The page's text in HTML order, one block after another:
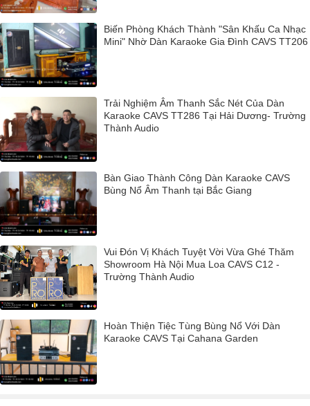
Biến Phòng Khách Thành "Sân Khấu Ca Nhạc
Mini" Nhờ Dàn Karaoke Gia Đình CAVS TT206
Trải Nghiệm Âm Thanh Sắc Nét Của Dàn
Karaoke CAVS TT286 Tại Hải Dương- Trường
Thành Audio
Bàn Giao Thành Công Dàn Karaoke CAVS
Bùng Nổ Âm Thanh tại Bắc Giang
Vui Đón Vị Khách Tuyệt Vời Vừa Ghé Thăm
Showroom Hà Nội Mua Loa CAVS C12 -
Trường Thành Audio
Hoàn Thiện Tiệc Tùng Bùng Nổ Với Dàn
Karaoke CAVS Tại Cahana Garden